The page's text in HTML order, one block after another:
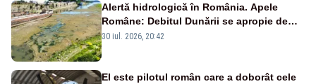
Alertă hidrologică în România. Apele
Române: Debitul Dunării se apropie de
minimul istoric
30 iul. 2026, 20:42
El este pilotul român care a doborât cele